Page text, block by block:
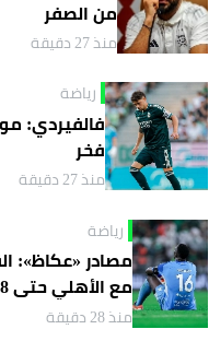
من الصفر
منذ 27 دقيقة
رياضة
فالفيردي:
فخر
منذ 27 دقيقة
رياضة
مصادر «عكاظ»:
مع الأهلي حتى 2028
منذ 28 دقيقة